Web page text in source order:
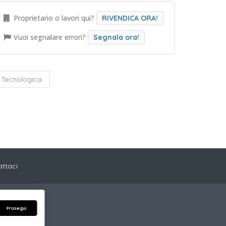
Proprietario o lavori qui? RIVENDICA ORA!
Vuoi segnalare errori? Segnala ora!
Tecnologica
Trento (TN)
Prosegui